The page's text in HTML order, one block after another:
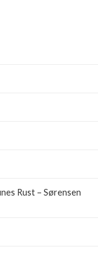
Rust – Sørensen